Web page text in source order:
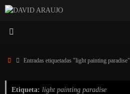
Saltar
contenido
InicioEntradas etiquetadas "light painting paradise"
Etiqueta: light painting paradise